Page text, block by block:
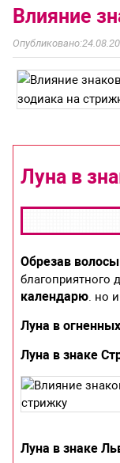
Влияние
Луна в
Обрезав
благоприятного
календарю. но
Луна в
Луна в знаке
Луна в знаке